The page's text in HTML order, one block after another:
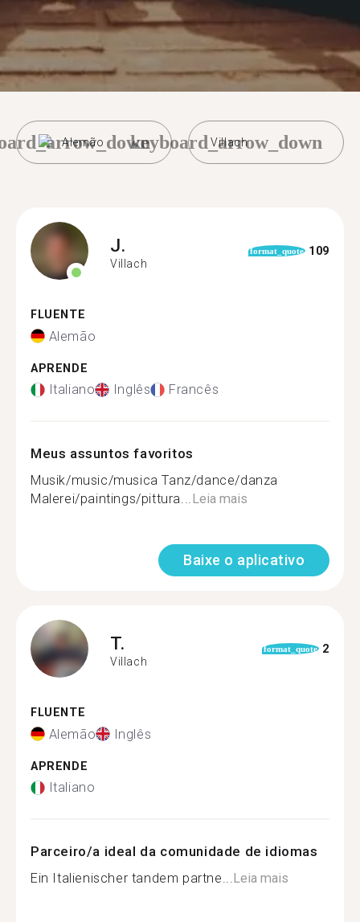
Alemão Villach
keyboard_arrow_down
J.
Villach
format_quote 109
FLUENTE
Alemão
APRENDE
Italiano Inglês Francês
Meus assuntos favoritos
Musik/music/musica Tanz/dance/danza
Malerei/paintings/pittura...Leia mais
Baixe o aplicativo
T.
Villach
format_quote 2
FLUENTE
Alemão Inglês
APRENDE
Italiano
Parceiro/a ideal da comunidade de idiomas
Ein Italienischer tandem partne...Leia mais